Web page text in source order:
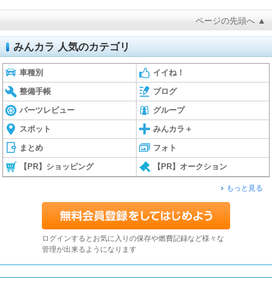
ページの先頭へ ▲
みんカラ 人気のカテゴリ
車種別 イイね！
整備手帳 ブログ
パーツレビュー グループ
スポット みんカラ＋
まとめ フォト
【PR】ショッピング 【PR】オークション
もっと見る
ログインするとお気に入りの保存や燃費記録など様々な
管理が出来るようになります